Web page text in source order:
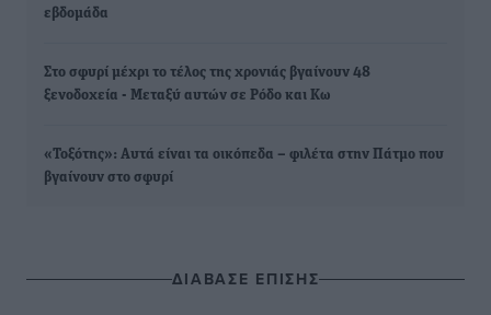
εβδομάδα
Στο σφυρί μέχρι το τέλος της χρονιάς βγαίνουν 48
ξενοδοχεία - Μεταξύ αυτών σε Ρόδο και Κω
«Τοξότης»: Αυτά είναι τα οικόπεδα – φιλέτα στην Πάτμο που
βγαίνουν στο σφυρί
ΔΙΑΒΑΣΕ ΕΠΙΣΗΣ